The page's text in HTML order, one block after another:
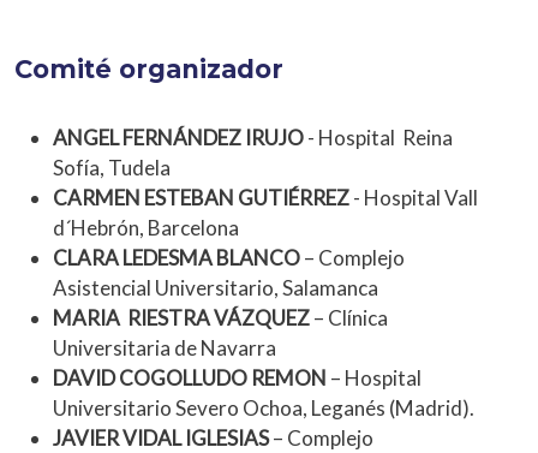
Comité organizador
ANGEL FERNÁNDEZ IRUJO- Hospital Reina
Sofía, Tudela
CARMEN ESTEBAN GUTIÉRREZ- Hospital Vall
d´Hebrón, Barcelona
CLARA LEDESMA BLANCO– Complejo
Asistencial Universitario, Salamanca
MARIA RIESTRA VÁZQUEZ– Clínica
Universitaria de Navarra
DAVID COGOLLUDO REMON – Hospital
Universitario Severo Ochoa, Leganés (Madrid).
JAVIER VIDAL IGLESIAS– Complejo